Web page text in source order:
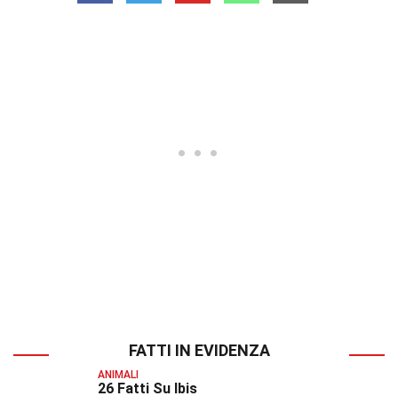
FATTI IN EVIDENZA
ANIMALI
26 Fatti Su Ibis